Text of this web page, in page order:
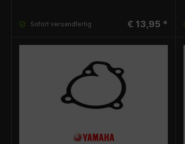
Sofort versandfertig € 13,95 *